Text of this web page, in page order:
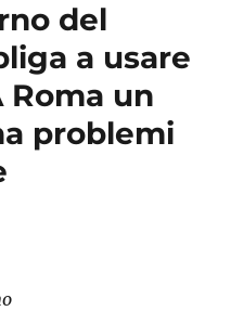
del
a usare
Roma un
problemi